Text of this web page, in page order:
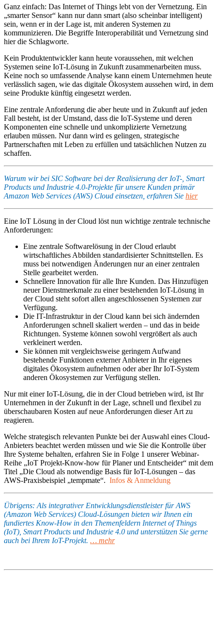
Ganz einfach: Das Internet of Things lebt von der Vernetzung. Ein
„smarter Sensor“ kann nur dann smart (also scheinbar intelligent)
sein, wenn er in der Lage ist, mit anderen Systemen zu
kommunizieren. Die Begriffe Interoperabilität und Vernetzung sind
hier die Schlagworte.
Kein Produktentwickler kann heute voraussehen, mit welchen
Systemen seine IoT-Lösung in Zukunft zusammenarbeiten muss.
Keine noch so umfassende Analyse kann einem Unternehmen heute
verlässlich sagen, wie das digitale Ökosystem aussehen wird, in dem
seine Produkte künftig eingesetzt werden.
Eine zentrale Anforderung die aber heute und in Zukunft auf jeden
Fall besteht, ist der Umstand, dass die IoT-Systeme und deren
Komponenten eine schnelle und unkomplizierte Vernetzung
erlauben müssen. Nur dann wird es gelingen, strategische
Partnerschaften mit Leben zu erfüllen und tatsächlichen Nutzen zu
schaffen.
Warum wir bei SIC Software bei der Realisierung der IoT-, Smart
Products und Industrie 4.0-Projekte für unsere Kunden primär
Amazon Web Services (AWS) Cloud einsetzen, erfahren Sie hier
Eine IoT Lösung in der Cloud löst nun wichtige zentrale technische
Anforderungen:
Eine zentrale Softwarelösung in der Cloud erlaubt
wirtschaftliches Abbilden standardisierter Schnittstellen. Es
muss bei notwendigen Änderungen nur an einer zentralen
Stelle gearbeitet werden.
Schnellere Innovation für alle Ihre Kunden. Das Hinzufügen
neuer Dienstmerkmale zu einer bestehenden IoT-Lösung in
der Cloud steht sofort allen angeschlossenen Systemen zur
Verfügung.
Die IT-Infrastruktur in der Cloud kann bei sich ändernden
Anforderungen schnell skaliert werden – und das in beide
Richtungen. Systeme können sowohl vergrößert als auch
verkleinert werden.
Sie können mit vergleichsweise geringem Aufwand
bestehende Funktionen externer Anbieter in Ihr eigenes
digitales Ökosystem aufnehmen oder aber Ihr IoT-System
anderen Ökosystemen zur Verfügung stellen.
Nur mit einer IoT-Lösung, die in der Cloud betrieben wird, ist Ihr
Unternehmen in der Zukunft in der Lage, schnell und flexibel zu
überschaubaren Kosten auf neue Anforderungen dieser Art zu
reagieren.
Welche strategisch relevanten Punkte bei der Auswahl eines Cloud-
Anbieters beachtet werden müssen und wie Sie die Kontrolle über
Ihre Systeme behalten, erfahren Sie in Folge 1 unserer Webinar-
Reihe „IoT Projekt-Know-how für Planer und Entscheider“ mit dem
Titel „Die Cloud als notwendige Basis für IoT-Lösungen – das
AWS-Praxisbeispiel „tempmate“. Infos & Anmeldung
Übrigens: Als integrativer Entwicklungsdienstleister für AWS
(Amazon Web Services) Cloud-Lösungen bieten wir Ihnen ein
fundiertes Know-How in den Themenfeldern Internet of Things
(IoT), Smart Products und Industrie 4.0 und unterstützen Sie gerne
auch bei Ihrem IoT-Projekt. … mehr